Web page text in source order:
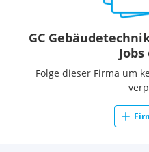
GC
Folge dieser Firma um